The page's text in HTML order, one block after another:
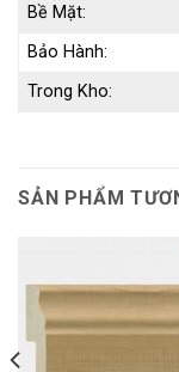
Bề Mặt:
Bảo Hành:
Trong Kho:
SẢN PHẨM